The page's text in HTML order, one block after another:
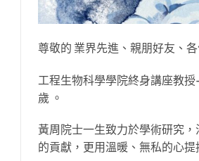
尊敬的 業界先進、親朋好友、各
工程生物科學學院終身講座教
歲 。
黃周院士一生致力於學術研究
的貢獻，更用溫暖、無私的心